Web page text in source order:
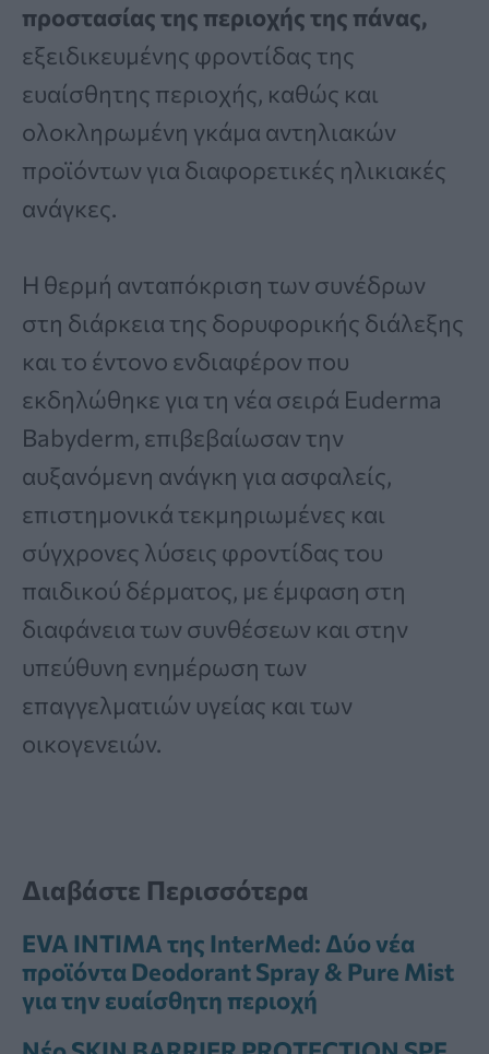
προστασίας της περιοχής της πάνας,
εξειδικευμένης φροντίδας της
ευαίσθητης περιοχής, καθώς και
ολοκληρωμένη γκάμα αντηλιακών
προϊόντων για διαφορετικές ηλικιακές
ανάγκες.
Η θερμή ανταπόκριση των συνέδρων
στη διάρκεια της δορυφορικής διάλεξης
και το έντονο ενδιαφέρον που
εκδηλώθηκε για τη νέα σειρά Euderma
Babyderm, επιβεβαίωσαν την
αυξανόμενη ανάγκη για ασφαλείς,
επιστημονικά τεκμηριωμένες και
σύγχρονες λύσεις φροντίδας του
παιδικού δέρματος, με έμφαση στη
διαφάνεια των συνθέσεων και στην
υπεύθυνη ενημέρωση των
επαγγελματιών υγείας και των
οικογενειών.
Διαβάστε Περισσότερα
EVA INTIMA της InterMed: Δύο νέα
προϊόντα Deodorant Spray & Pure Mist
για την ευαίσθητη περιοχή